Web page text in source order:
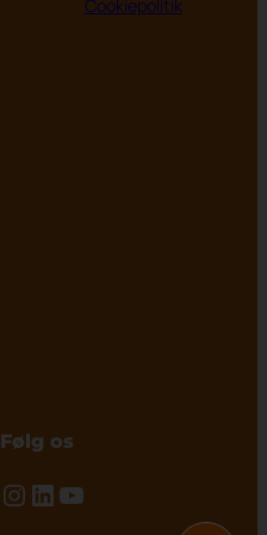
Cookiepolitik
Følg os
Instagram
LinkedIn
YouTube